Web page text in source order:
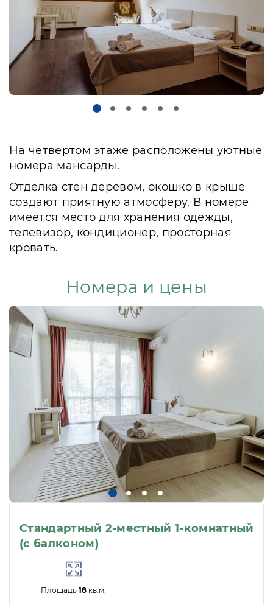
На четвертом этаже расположены уютные
номера мансарды.
Отделка стен деревом, окошко в крыше
создают приятную атмосферу. В номере
имеется место для хранения одежды,
телевизор, кондиционер, просторная
кровать.
Номера и цены
Стандартный 2-местный 1-комнатный
(с балконом)
Площадь18 кв.м.